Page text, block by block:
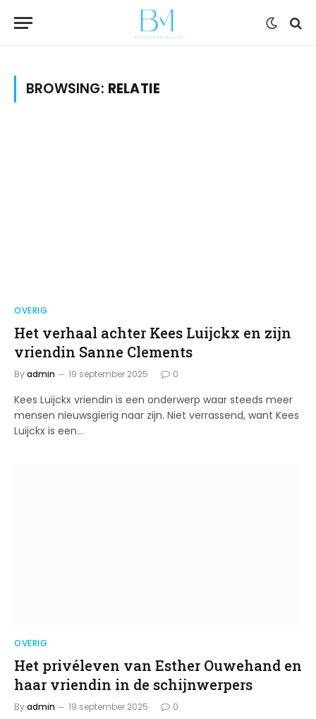
BROWSING: RELATIE
OVERIG
Het verhaal achter Kees Luijckx en zijn
vriendin Sanne Clements
Byadmin 19 september 2025 0
Kees Luijckx vriendin is een onderwerp waar steeds meer
mensen nieuwsgierig naar zijn. Niet verrassend, want Kees
Luijckx is een…
OVERIG
Het privéleven van Esther Ouwehand en
haar vriendin in de schijnwerpers
Byadmin 19 september 2025 0